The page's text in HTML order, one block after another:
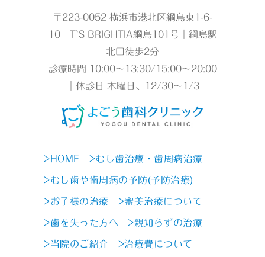
〒223-0052 横浜市港北区綱島東1-6-
10 T`S BRIGHTIA綱島101号｜綱島駅
北口徒歩2分
診療時間 10:00～13:30/15:00～20:00
｜休診日 木曜日、12/30～1/3
>HOME >むし歯治療・歯周病治療
>むし歯や歯周病の予防(予防治療)
>お子様の治療 >審美治療について
>歯を失った方へ >親知らずの治療
>当院のご紹介 >治療費について